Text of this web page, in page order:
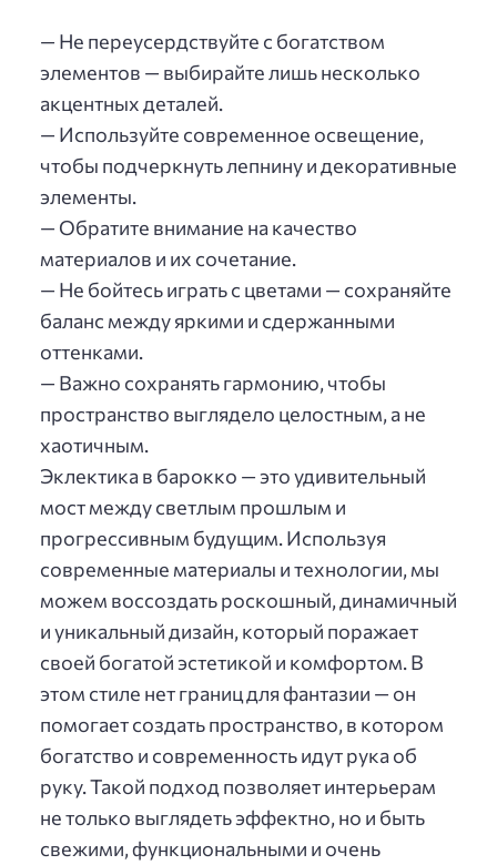
— Не переусердствуйте с богатством
элементов — выбирайте лишь несколько
акцентных деталей.
— Используйте современное освещение,
чтобы подчеркнуть лепнину и декоративные
элементы.
— Обратите внимание на качество
материалов и их сочетание.
— Не бойтесь играть с цветами — сохраняйте
баланс между яркими и сдержанными
оттенками.
— Важно сохранять гармонию, чтобы
пространство выглядело целостным, а не
хаотичным.
Эклектика в барокко — это удивительный
мост между светлым прошлым и
прогрессивным будущим. Используя
современные материалы и технологии, мы
можем воссоздать роскошный, динамичный
и уникальный дизайн, который поражает
своей богатой эстетикой и комфортом. В
этом стиле нет границ для фантазии — он
помогает создать пространство, в котором
богатство и современность идут рука об
руку. Такой подход позволяет интерьерам
не только выглядеть эффектно, но и быть
свежими, функциональными и очень